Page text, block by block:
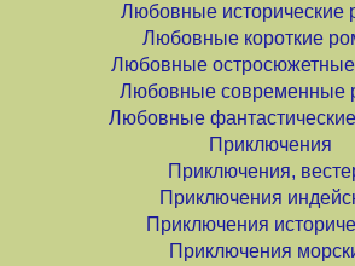
Любовные исторические
Любовные короткие
Любовные
Любовные современные
Любовные
Приключения
Приключения,
Приключения
Приключения
Приключения